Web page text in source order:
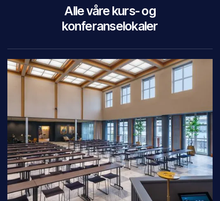
Alle våre kurs- og
konferanselokaler